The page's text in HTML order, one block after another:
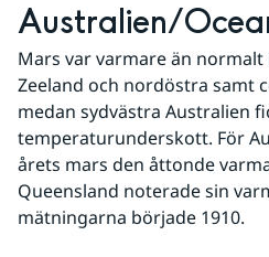
Australien/
Mars var varmare än normalt
Zeeland och nordöstra samt
medan sydvästra Australien
temperaturunderskott. För
årets mars den åttonde
Queensland noterade sin
mätningarna började 1910.